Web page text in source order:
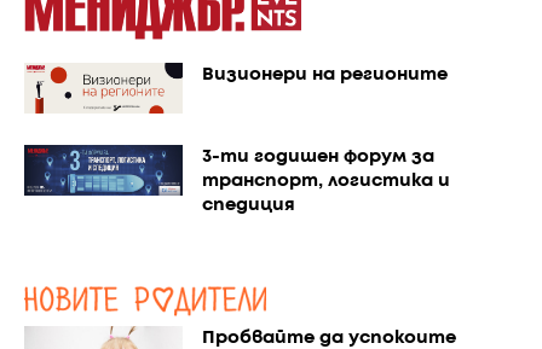
Визионери на регионите
3-ти годишен форум за
транспорт, логистика и
спедиция
Пробвайте да успокоите